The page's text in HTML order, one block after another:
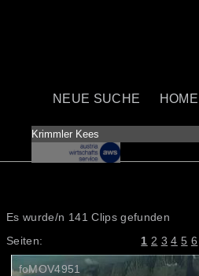
NEUE SUCHE HOME
Es wurde/n 141 Clips gefunden
Seiten: 1 2 3 4 5 6
foMOV4951